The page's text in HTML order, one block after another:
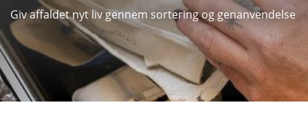
Giv affaldet nyt liv gennem sortering og genanvendelse